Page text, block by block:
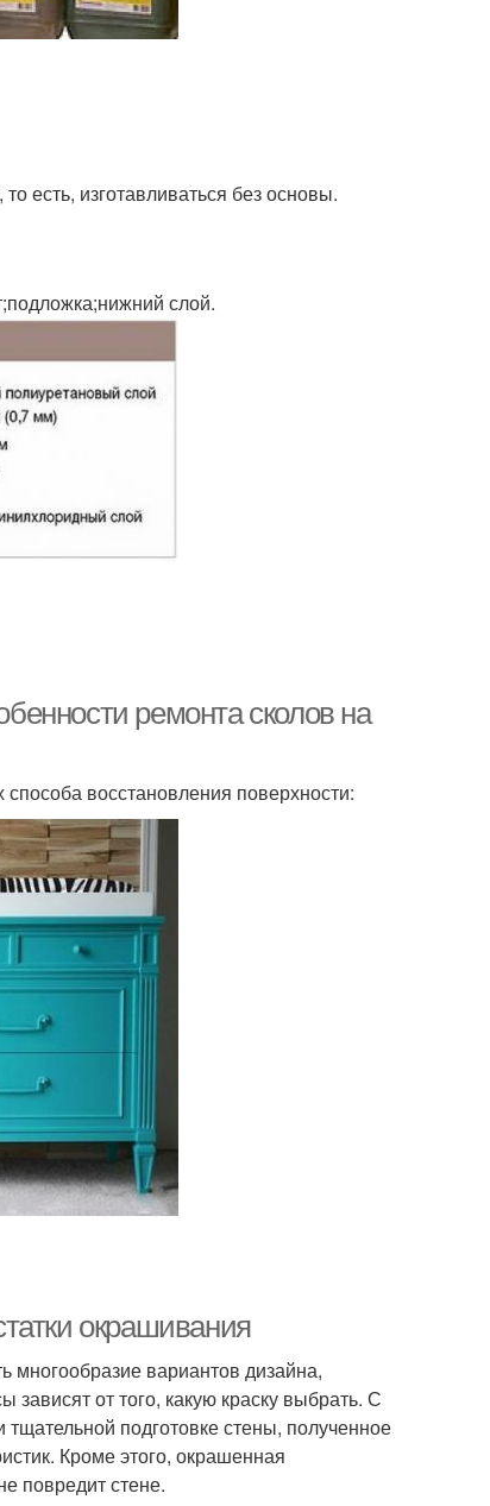
есть, изготавливаться без основы.
слой.
ремонта сколов на
восстановления поверхности:
окрашивания
вариантов дизайна,
от того, какую краску выбрать. С
подготовке стены, полученное
Кроме этого, окрашенная
повредит стене.